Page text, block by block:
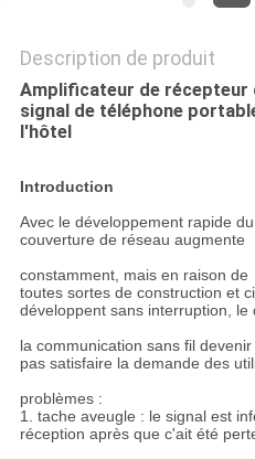
PRIVACY
POLICY
Description de produit
Amplificateur de
signal de téléphone
l'hôtel
Introduction
Avec le développement rapide
couverture de réseau augmente
constamment, mais en raison de
toutes sortes de construction et
développent sans interruption, le
la communication sans fil
pas satisfaire la demande des
problèmes :
1. tache aveugle : le signal est
réception après que c'ait été